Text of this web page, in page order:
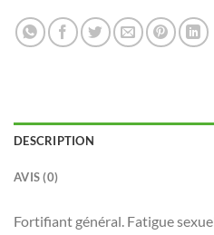
DESCRIPTION
AVIS (0)
Fortifiant général. Fatigue